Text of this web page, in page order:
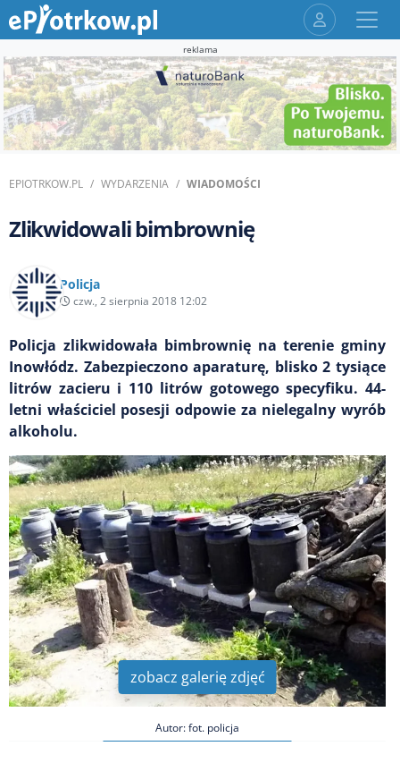
reklama
EPIOTRKOW.PL WYDARZENIA WIADOMOŚCI
Zlikwidowali bimbrownię
Policja
czw., 2 sierpnia 2018 12:02
Policja zlikwidowała bimbrownię na terenie gminy
Inowłódz. Zabezpieczono aparaturę, blisko 2 tysiące
litrów zacieru i 110 litrów gotowego specyfiku. 44-
letni właściciel posesji odpowie za nielegalny wyrób
alkoholu.
zobacz galerię zdjęć
Autor: fot. policja